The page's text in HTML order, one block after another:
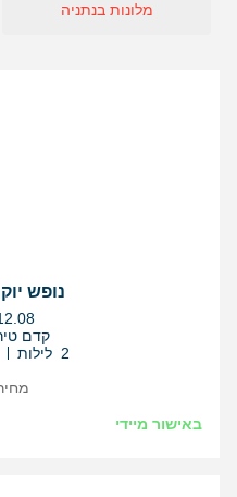
מלונות בנתניה
נופש
התאריכים, קדם
2 לילות
באישור מיידי